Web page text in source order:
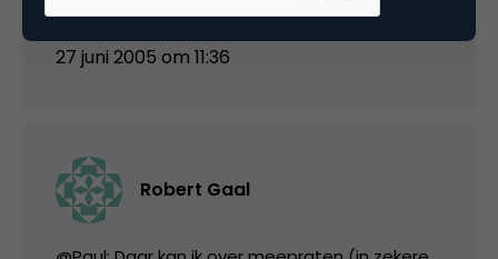
27 juni 2005 om 11:36
Robert Gaal